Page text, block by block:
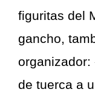
figuritas del
gancho,
organizador:
de tuerca a